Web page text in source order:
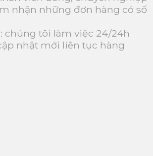
nhận những đơn hàng có số
chúng tôi làm việc 24/24h
nhật mới liên tục hàng